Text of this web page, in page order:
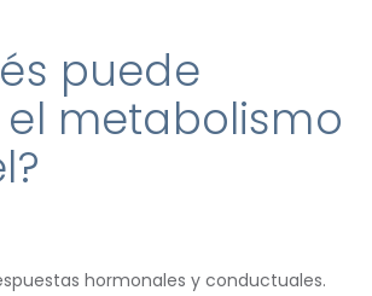
puede
metabolismo
hormonales y conductuales.